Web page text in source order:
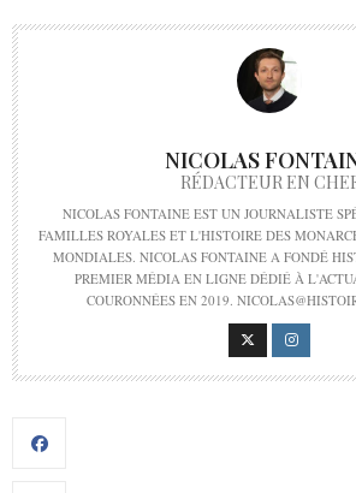
NICOLAS
RÉDACTEUR EN
NICOLAS FONTAINE EST UN JOURNALISTE
FAMILLES ROYALES ET L'HISTOIRE DES
MONDIALES. NICOLAS FONTAINE A FONDÉ
PREMIER MÉDIA EN LIGNE DÉDIÉ À
COURONNÉES EN 2019.